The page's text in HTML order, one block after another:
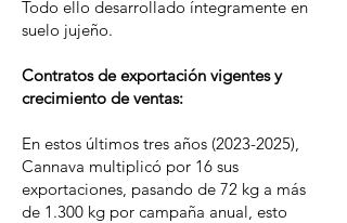
Todo ello desarrollado íntegramente en
suelo jujeño.
Contratos de exportación vigentes y
crecimiento de ventas:
En estos últimos tres años (2023-2025),
Cannava multiplicó por 16 sus
exportaciones, pasando de 72 kg a más
de 1.300 kg por campaña anual, esto